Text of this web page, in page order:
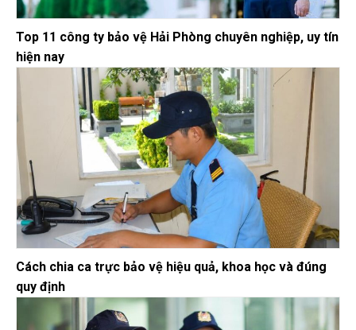
Top 11 công ty bảo vệ Hải Phòng chuyên nghiệp, uy tín
hiện nay
Cách chia ca trực bảo vệ hiệu quả, khoa học và đúng
quy định